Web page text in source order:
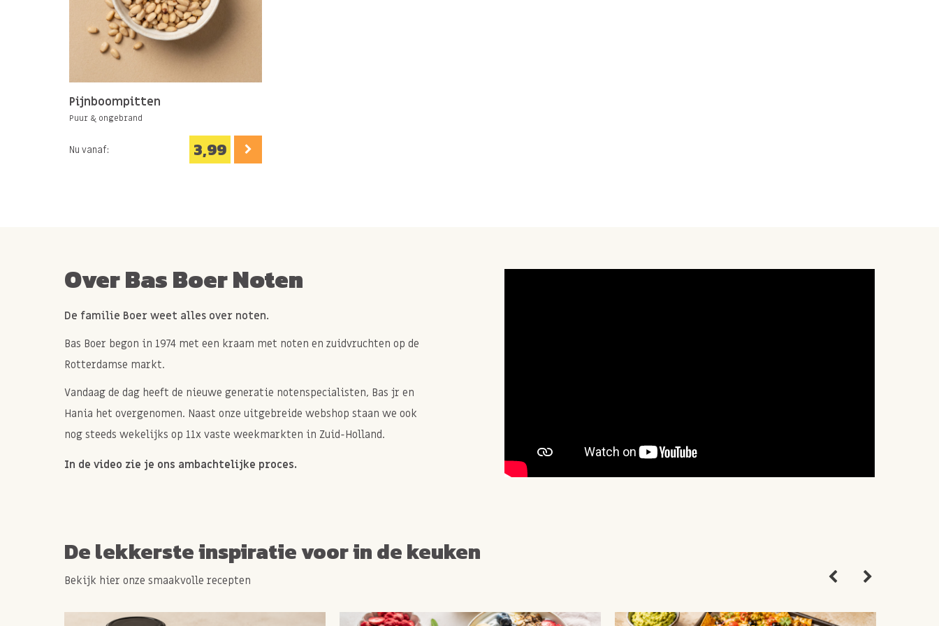
Pijnboompitten
Puur & ongebrand
Nu vanaf: 3,99
Over Bas Boer Noten
De familie Boer weet alles over noten.
Bas Boer begon in 1974 met een kraam met noten en zuidvruchten op de
Rotterdamse markt.
Vandaag de dag heeft de nieuwe generatie notenspecialisten, Bas jr en
Hania het overgenomen. Naast onze uitgebreide webshop staan we ook
nog steeds wekelijks op 11x vaste weekmarkten in Zuid-Holland.
In de video zie je ons ambachtelijke proces.
De lekkerste inspiratie voor in de keuken
Bekijk hier onze smaakvolle recepten